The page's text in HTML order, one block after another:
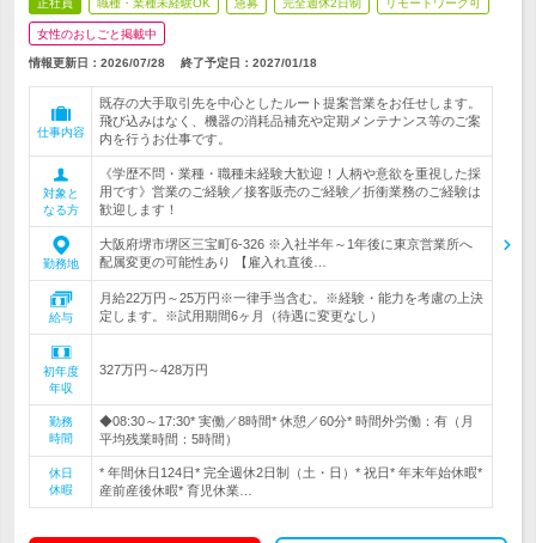
正社員 職種・業種未経験OK 急募 完全週休2日制 リモートワーク可
女性のおしごと掲載中
情報更新日：2026/07/28 終了予定日： 2027/01/18
仕事内容
既存の大手取引先を中心としたルート提案営業をお任せします。
飛び込みはなく、機器の消耗品補充や定期メンテナンス等のご案
内を行うお仕事です。
対象と
なる方
《学歴不問・業種・職種未経験大歓迎！人柄や意欲を重視した採
用です》営業のご経験／接客販売のご経験／折衝業務のご経験は
歓迎します！
勤務地
大阪府堺市堺区三宝町6-326 ※入社半年～1年後に東京営業所へ
配属変更の可能性あり 【雇入れ直後…
給与
月給22万円～25万円※一律手当含む。※経験・能力を考慮の上決
定します。※試用期間6ヶ月（待遇に変更なし）
初年度
年収
327万円～428万円
勤務
時間
◆08:30～17:30* 実働／8時間* 休憩／60分* 時間外労働：有（月
平均残業時間：5時間）
休日
休暇
* 年間休日124日* 完全週休2日制（土・日）* 祝日* 年末年始休暇*
産前産後休暇* 育児休業…